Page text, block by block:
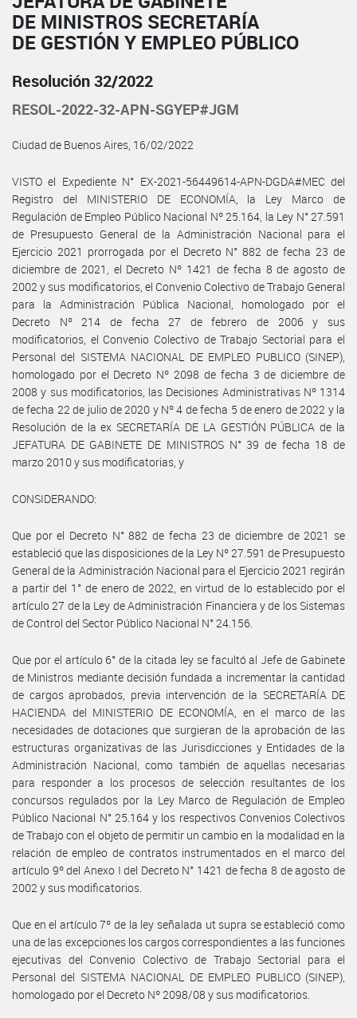
DE MINISTROS SECRETARÍA
DE GESTIÓN Y EMPLEO PÚBLICO
Resolución 32/2022
RESOL-2022-32-APN-SGYEP#JGM
Ciudad de Buenos Aires, 16/02/2022
VISTO el Expediente N° EX-2021-56449614-APN-DGDA#MEC del
Registro del MINISTERIO DE ECONOMÍA, la Ley Marco de
Regulación de Empleo Público Nacional Nº 25.164, la Ley N° 27.591
de Presupuesto General de la Administración Nacional para el
Ejercicio 2021 prorrogada por el Decreto N° 882 de fecha 23 de
diciembre de 2021, el Decreto Nº 1421 de fecha 8 de agosto de
2002 y sus modificatorios, el Convenio Colectivo de Trabajo General
para la Administración Pública Nacional, homologado por el
Decreto Nº 214 de fecha 27 de febrero de 2006 y sus
modificatorios, el Convenio Colectivo de Trabajo Sectorial para el
Personal del SISTEMA NACIONAL DE EMPLEO PUBLICO (SINEP),
homologado por el Decreto Nº 2098 de fecha 3 de diciembre de
2008 y sus modificatorios, las Decisiones Administrativas Nº 1314
de fecha 22 de julio de 2020 y Nº 4 de fecha 5 de enero de 2022 y la
Resolución de la ex SECRETARÍA DE LA GESTIÓN PÚBLICA de la
JEFATURA DE GABINETE DE MINISTROS N° 39 de fecha 18 de
marzo 2010 y sus modificatorias, y
CONSIDERANDO:
Que por el Decreto N° 882 de fecha 23 de diciembre de 2021 se
estableció que las disposiciones de la Ley Nº 27.591 de Presupuesto
General de la Administración Nacional para el Ejercicio 2021 regirán
a partir del 1° de enero de 2022, en virtud de lo establecido por el
artículo 27 de la Ley de Administración Financiera y de los Sistemas
de Control del Sector Público Nacional N° 24.156.
Que por el artículo 6° de la citada ley se facultó al Jefe de Gabinete
de Ministros mediante decisión fundada a incrementar la cantidad
de cargos aprobados, previa intervención de la SECRETARÍA DE
HACIENDA del MINISTERIO DE ECONOMÍA, en el marco de las
necesidades de dotaciones que surgieran de la aprobación de las
estructuras organizativas de las Jurisdicciones y Entidades de la
Administración Nacional, como también de aquellas necesarias
para responder a los procesos de selección resultantes de los
concursos regulados por la Ley Marco de Regulación de Empleo
Público Nacional N° 25.164 y los respectivos Convenios Colectivos
de Trabajo con el objeto de permitir un cambio en la modalidad en la
relación de empleo de contratos instrumentados en el marco del
artículo 9º del Anexo I del Decreto N° 1421 de fecha 8 de agosto de
2002 y sus modificatorios.
Que en el artículo 7º de la ley señalada ut supra se estableció como
una de las excepciones los cargos correspondientes a las funciones
ejecutivas del Convenio Colectivo de Trabajo Sectorial para el
Personal del SISTEMA NACIONAL DE EMPLEO PUBLICO (SINEP),
homologado por el Decreto Nº 2098/08 y sus modificatorios.